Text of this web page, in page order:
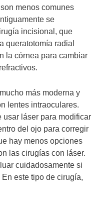
menos comunes
se
incisional, que
queratotomía radial
la córnea para cambiar
más moderna y
lentes intraoculares.
láser para modificar
del ojo para corregir
hay menos opciones
las cirugías con láser.
cuidadosamente si
este tipo de cirugía,